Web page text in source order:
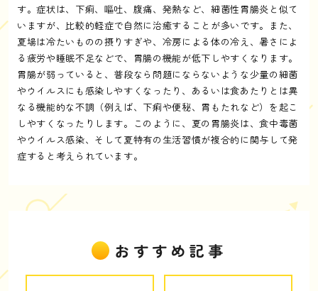
す。症状は、下痢、嘔吐、腹痛、発熱など、細菌性胃腸炎と似て
いますが、比較的軽症で自然に治癒することが多いです。また、
夏場は冷たいものの摂りすぎや、冷房による体の冷え、暑さによ
る疲労や睡眠不足などで、胃腸の機能が低下しやすくなります。
胃腸が弱っていると、普段なら問題にならないような少量の細菌
やウイルスにも感染しやすくなったり、あるいは食あたりとは異
なる機能的な不調（例えば、下痢や便秘、胃もたれなど）を起こ
しやすくなったりします。このように、夏の胃腸炎は、食中毒菌
やウイルス感染、そして夏特有の生活習慣が複合的に関与して発
症すると考えられています。
おすすめ記事